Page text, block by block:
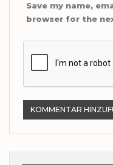
Save my name,
browser for the